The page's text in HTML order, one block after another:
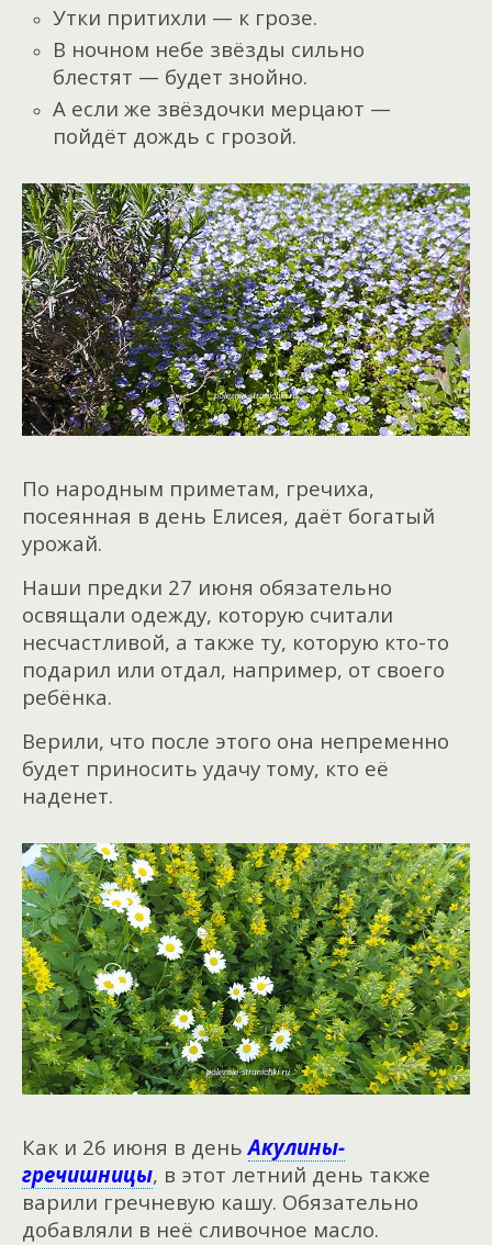
Утки притихли — к грозе.
В ночном небе звёзды сильно
блестят — будет знойно.
А если же звёздочки мерцают —
пойдёт дождь с грозой.
По народным приметам, гречиха,
посеянная в день Елисея, даёт богатый
урожай.
Наши предки 27 июня обязательно
освящали одежду, которую считали
несчастливой, а также ту, которую кто-то
подарил или отдал, например, от своего
ребёнка.
Верили, что после этого она непременно
будет приносить удачу тому, кто её
наденет.
Как и 26 июня в деньАкулины-
гречишницы, в этот летний день также
варили гречневую кашу. Обязательно
добавляли в неё сливочное масло.